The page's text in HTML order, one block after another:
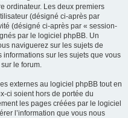
ordinateur. Les deux premiers
(désigné ci-après par
(désigné ci-après par « session-
par le logiciel phpBB. Un
naviguerez sur les sujets de
informations sur les sujets que vous
le forum.
externes au logiciel phpBB tout en
ci soient hors de portée du
les pages créées par le logiciel
l’information que vous nous